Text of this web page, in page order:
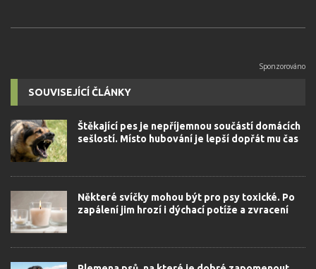
SOUVISEJÍCÍ ČLÁNKY
Štěkající pes je nepříjemnou součástí domácích
sešlostí. Místo hubování je lepší dopřát mu čas
Některé svíčky mohou být pro psy toxické. Po
zapálení jim hrozí i dýchací potíže a zvracení